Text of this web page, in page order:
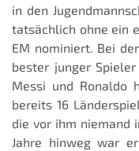
in den
tatsächlich ohne ein
EM nominiert. Bei
bester junger
Messi und Ronaldo
bereits 16
die vor ihm niemand
Jahre hinweg war